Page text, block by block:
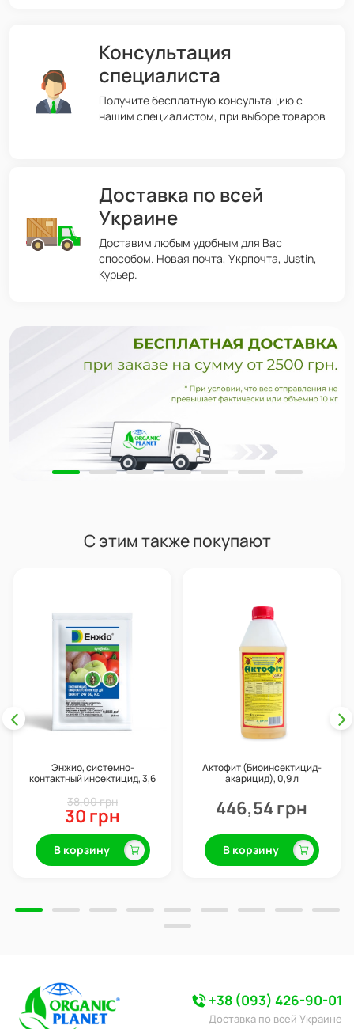
Консультация
специалиста
Получите бесплатную консультацию с
нашим специалистом, при выборе товаров
Доставка по всей
Украине
Доставим любым удобным для Вас
способом. Новая почта, Укрпочта, Justin,
Курьер.
С этим также покупают
Энжио, системно-
контактный инсектицид, 3,6
30 грн
38,00 грн
В корзину
Актофит (Биоинсектицид-
акарицид), 0,9 л
446,54 грн
В корзину
+38 (093) 426-90-01
Доставка по всей Украине